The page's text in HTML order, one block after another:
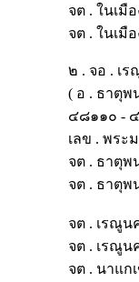
จต . ในเมื
จต . ในเ
๒ . จอ . เ
( อ . ธาตุพ
๔๘๑๑๐ -
เลข . พร
จต . ธาตุพ
จต . ธาตุ
จต . เรณู
จต . เรณู
จต . นาแก